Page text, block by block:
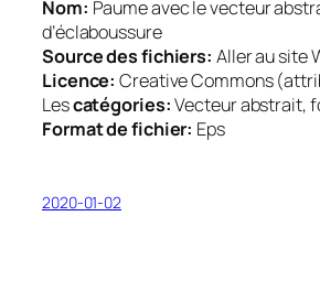
Nom: Paume avec le vecteur
d’éclaboussure
Source des fichiers: Aller au site
Licence: Creative Commons
Lescatégories:Vecteur abstrait,
Format de fichier: Eps
2020-01-02